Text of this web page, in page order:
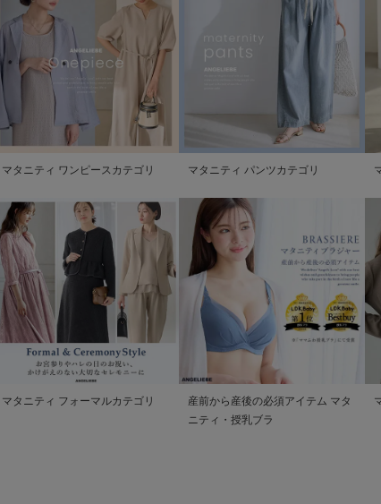
マタニティ ワンピースカテゴリ マタニティ パンツカテゴリ
マタニティ フォーマルカテゴリ
産前から産後の必須アイテム マタ
ニティ・授乳ブラ